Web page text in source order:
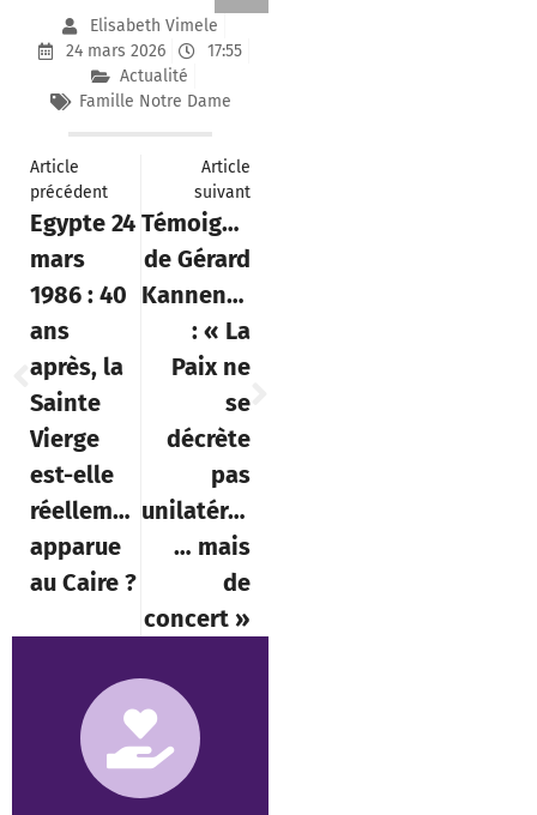
Elisabeth Vimele
24 mars 2026
17:55
Actualité
Famille Notre Dame
Article
précédent
Egypte 24
mars
1986 : 40
ans
après, la
Sainte
Vierge
est-elle
réellement
apparue
au Caire ?
Article
suivant
Témoignage
de Gérard
Kannengiesser
: « La
Paix ne
se
décrète
pas
unilatéralement,
… mais
de
concert »